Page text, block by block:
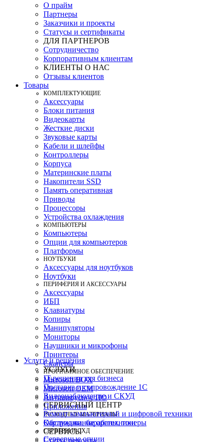
О прайм
Партнеры
Заказчики и проекты
Статусы и сертификаты
ДЛЯ ПАРТНЕРОВ
Сотрудничество
Корпоративным клиентам
КЛИЕНТЫ О НАС
Отзывы клиентов
Товары
КOМПЛЕКТУЮЩИЕ
Аксессуары
Блоки питания
Видеокарты
Жесткие диски
Звуковые карты
Кабели и шлейфы
Контроллеры
Корпуса
Материнские платы
Накопители SSD
Память оперативная
Приводы
Процессоры
Устройства охлаждения
КОМПЬЮТЕРЫ
Компьютеры
Опции для компьютеров
Платформы
НОУТБУКИ
Аксессуары для ноутбуков
Ноутбуки
ПЕРИФЕРИЯ И АКСЕССУАРЫ
Аксессуары
ИБП
Клавиатуры
Копиры
Манипуляторы
Мониторы
Наушники и микрофоны
Принтеры
Сканеры
ПРОГРАММНОЕ ОБЕСПЕЧЕНИЕ
Microsoft BOX
Microsoft OEM
Антивирусное ПО
Приложения
РАСХОДНЫЕ МАТЕРИАЛЫ
Картриджи, барабаны, тонеры
СЕРВЕРЫ И СХД
Серверные опции
Услуги и решения
УСЛУГИ
IT-решения для бизнеса
Поставка и сопровождение 1C
Видеонаблюдение и СКУД
СЕРВИСНЫЙ ЦЕНТР
Ремонт компьютерной и цифровой техники
Обслуживание оргтехники
СЕРВИСЫ
Статус ремонта